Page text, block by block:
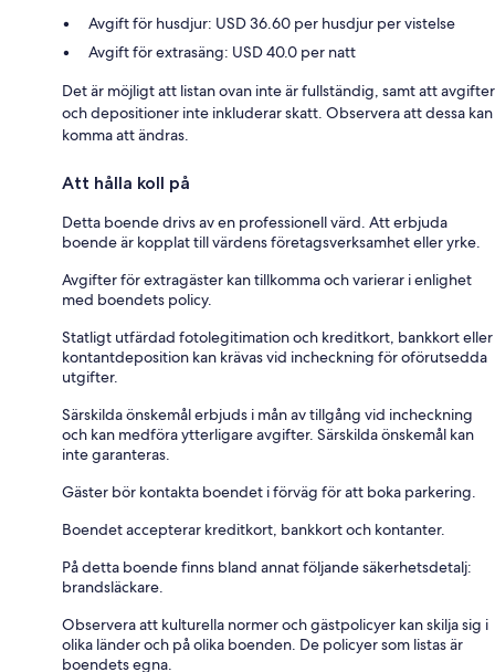
Avgift för husdjur: USD 36.60 per husdjur per vistelse
Avgift för extrasäng: USD 40.0 per natt
Det är möjligt att listan ovan inte är fullständig, samt att avgifter
och depositioner inte inkluderar skatt. Observera att dessa kan
komma att ändras.
Att hålla koll på
Detta boende drivs av en professionell värd. Att erbjuda
boende är kopplat till värdens företagsverksamhet eller yrke.
Avgifter för extragäster kan tillkomma och varierar i enlighet
med boendets policy.
Statligt utfärdad fotolegitimation och kreditkort, bankkort eller
kontantdeposition kan krävas vid incheckning för oförutsedda
utgifter.
Särskilda önskemål erbjuds i mån av tillgång vid incheckning
och kan medföra ytterligare avgifter. Särskilda önskemål kan
inte garanteras.
Gäster bör kontakta boendet i förväg för att boka parkering.
Boendet accepterar kreditkort, bankkort och kontanter.
På detta boende finns bland annat följande säkerhetsdetalj:
brandsläckare.
Observera att kulturella normer och gästpolicyer kan skilja sig i
olika länder och på olika boenden. De policyer som listas är
boendets egna.